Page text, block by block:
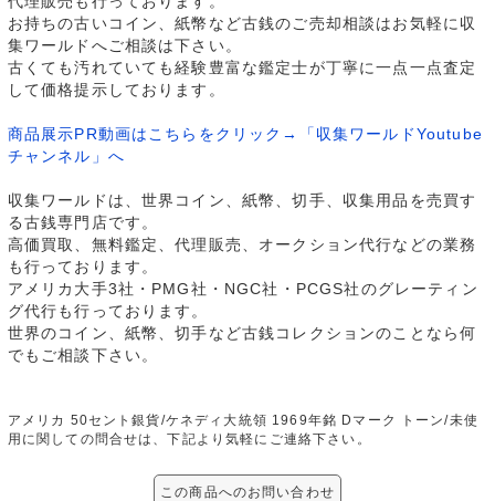
お持ちの古いコイン、紙幣など古銭のご売却相談はお気軽に収
集ワールドへご相談は下さい。
古くても汚れていても経験豊富な鑑定士が丁寧に一点一点査定
して価格提示しております。
商品展示PR動画はこちらをクリック→「収集ワールドYoutube
チャンネル」へ
収集ワールドは、世界コイン、紙幣、切手、収集用品を売買す
る古銭専門店です。
高価買取、無料鑑定、代理販売、オークション代行などの業務
も行っております。
アメリカ大手3社・PMG社・NGC社・PCGS社のグレーティン
グ代行も行っております。
世界のコイン、紙幣、切手など古銭コレクションのことなら何
でもご相談下さい。
アメリカ 50セント銀貨/ケネディ大統領 1969年銘 Dマーク トーン/未使
用に関しての問合せは、下記より気軽にご連絡下さい。
この商品へのお問い合わせ